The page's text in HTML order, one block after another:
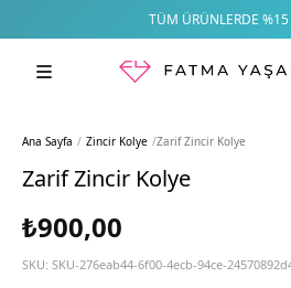
TÜM ÜRÜNLERDE
Ana Sayfa / Zincir Kolye /Zarif Zincir Kolye
Zarif Zincir Kolye
₺900,00
SKU: SKU-276eab44-6f00-4ecb-94ce-